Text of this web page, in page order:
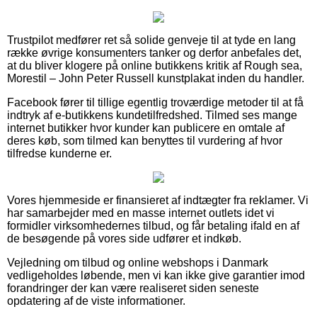
Trustpilot medfører ret så solide genveje til at tyde en lang
række øvrige konsumenters tanker og derfor anbefales det,
at du bliver klogere på online butikkens kritik af Rough sea,
Morestil – John Peter Russell kunstplakat inden du handler.
Facebook fører til tillige egentlig troværdige metoder til at få
indtryk af e-butikkens kundetilfredshed. Tilmed ses mange
internet butikker hvor kunder kan publicere en omtale af
deres køb, som tilmed kan benyttes til vurdering af hvor
tilfredse kunderne er.
Vores hjemmeside er finansieret af indtægter fra reklamer. Vi
har samarbejder med en masse internet outlets idet vi
formidler virksomhedernes tilbud, og får betaling ifald en af
de besøgende på vores side udfører et indkøb.
Vejledning om tilbud og online webshops i Danmark
vedligeholdes løbende, men vi kan ikke give garantier imod
forandringer der kan være realiseret siden seneste
opdatering af de viste informationer.